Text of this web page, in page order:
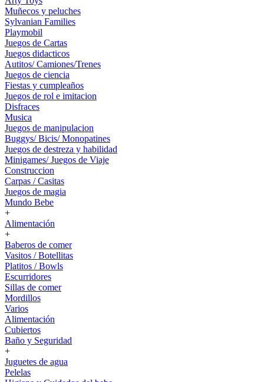
Muñecos y peluches
Sylvanian Families
Playmobil
Juegos de Cartas
Juegos didacticos
Autitos/ Camiones/Trenes
Juegos de ciencia
Fiestas y cumpleaños
Juegos de rol e imitacion
Disfraces
Musica
Juegos de manipulacion
Buggys/ Bicis/ Monopatines
Juegos de destreza y habilidad
Minigames/ Juegos de Viaje
Construccion
Carpas / Casitas
Juegos de magia
Mundo Bebe
+
Alimentación
+
Baberos de comer
Vasitos / Botellitas
Platitos / Bowls
Escurridores
Sillas de comer
Mordillos
Varios
Alimentación
Cubiertos
Baño y Seguridad
+
Juguetes de agua
Pelelas